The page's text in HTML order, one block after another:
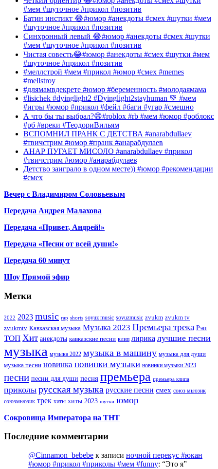
#мем #шуточное #прикол #позитив
Батин инстикт 😂#юмор #анекдоты #смех #шутки #мем
#шуточное #прикол #позитив
Синхронный левый 😂#юмор #анекдоты #смех #шутки
#мем #шуточное #прикол #позитив
Чистая совесть😂#юмор #анекдоты #смех #шутки #мем
#шуточное #прикол #позитив
#меллстрой #мем #прикол #юмор #смех #memes
#mellstroy
#длямамвдекрете #юмор #беременность #молодаямама
#lisichek #dyinglight2 #Dyinglight2stayhuman 💚 #мем
#игры #юмор #прикол #фейл #баги #угар #смешно
А что бы ты выбрал?😄#roblox #rb #мем #юмор #роблокс
#рб #вреки #ТеодориВильям
ВСПОМНИЛ ПРАНК С ДЕТСТВА #anarabdullaev
#твичстрим #юмор #пранк #анарабдулаев
АНАР ПУГАЕТ МИСОЛО #anarabdullaev #прикол
#твичстрим #юмор #анарабдулаев
Детство заиграло в одном месте)) #юмор #рекомендации
#смех
Вечер с Владимиром Соловьевым
Передача Андрея Малахова
Передача «Привет, Андрей!»
Передача «Песни от всей души!»
Передача 60 минут
Шоу Прямой эфир
Метки
2022 2023 music rap shorts soyuz music soyuzmusic zvukm zvukm tv
zvukmtv Кавказская музыка Музыка 2023 Премьера трека Рэп
ТОП Хит анекдоты кавказские песни клип лирика лучшие песни
музыка музыка 2022 музыка в машину музыка для души
музыка песни новинка новинки музыки новинки музыки 2023
песни песни для души песня премьера премьера клипа
приколы русская музыка русские песни смех союз мьюзик
союзмьюзик трек хиты хиты 2023 шутки юмор
Сокровища Императора на ТНТ
Последние комментарии
@Cinnamon_bebebe к записи ночной перекус #юкан
#юмор #прикол #приколы #мем #funny: “Это я”